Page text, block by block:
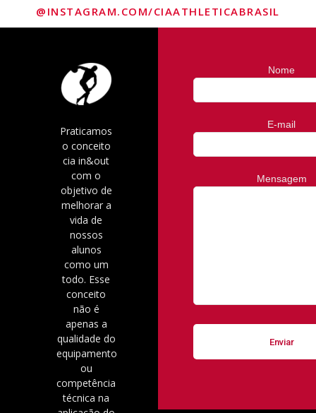
@INSTAGRAM.COM/CIAATHLETICABRASIL
Nome
E-mail
Mensagem
Praticamos
o conceito
cia in&out
com o
objetivo de
melhorar a
vida de
nossos
alunos
como um
todo. Esse
conceito
não é
apenas a
qualidade do
equipamento
ou
competência
técnica na